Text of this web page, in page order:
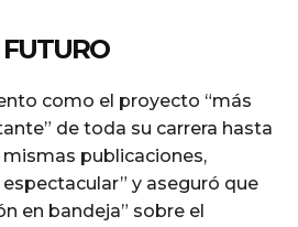
como el proyecto “más
de toda su carrera hasta
publicaciones,
y aseguró que
en bandeja” sobre el